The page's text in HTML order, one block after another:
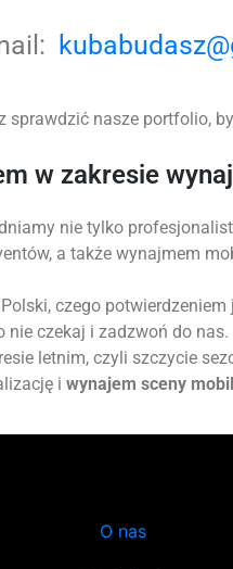
sprawdzić nasze portfolio,
w zakresie
nie tylko
a także wynajmem
czego
czekaj i zadzwoń do
letnim, czyli szczycie
i wynajem sceny
O nas